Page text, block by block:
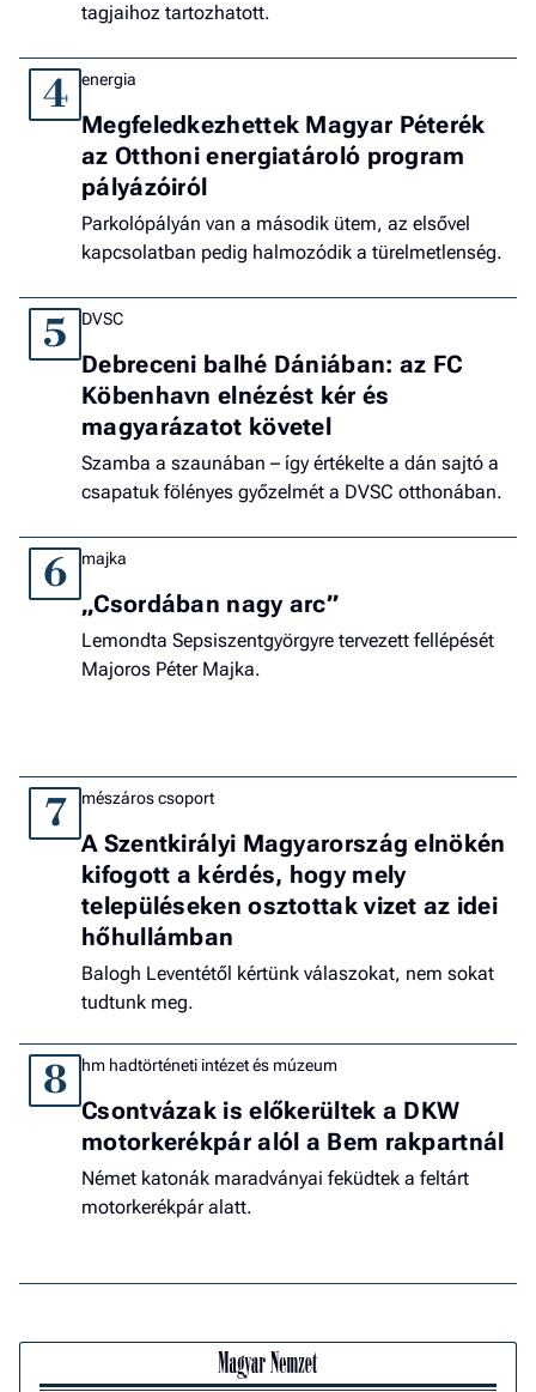
tagjaihoz tartozhatott.
4 energia
Megfeledkezhettek Magyar Péterék
az Otthoni energiatároló program
pályázóiról
Parkolópályán van a második ütem, az elsővel
kapcsolatban pedig halmozódik a türelmetlenség.
5 DVSC
Debreceni balhé Dániában: az FC
Köbenhavn elnézést kér és
magyarázatot követel
Szamba a szaunában – így értékelte a dán sajtó a
csapatuk fölényes győzelmét a DVSC otthonában.
6 majka
„Csordában nagy arc”
Lemondta Sepsiszentgyörgyre tervezett fellépését
Majoros Péter Majka.
7 mészáros csoport
A Szentkirályi Magyarország elnökén
kifogott a kérdés, hogy mely
településeken osztottak vizet az idei
hőhullámban
Balogh Leventétől kértünk válaszokat, nem sokat
tudtunk meg.
8 hm hadtörténeti intézet és múzeum
Csontvázak is előkerültek a DKW
motorkerékpár alól a Bem rakpartnál
Német katonák maradványai feküdtek a feltárt
motorkerékpár alatt.